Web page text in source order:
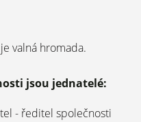
valná hromada.
jsou jednatelé:
- ředitel společnosti